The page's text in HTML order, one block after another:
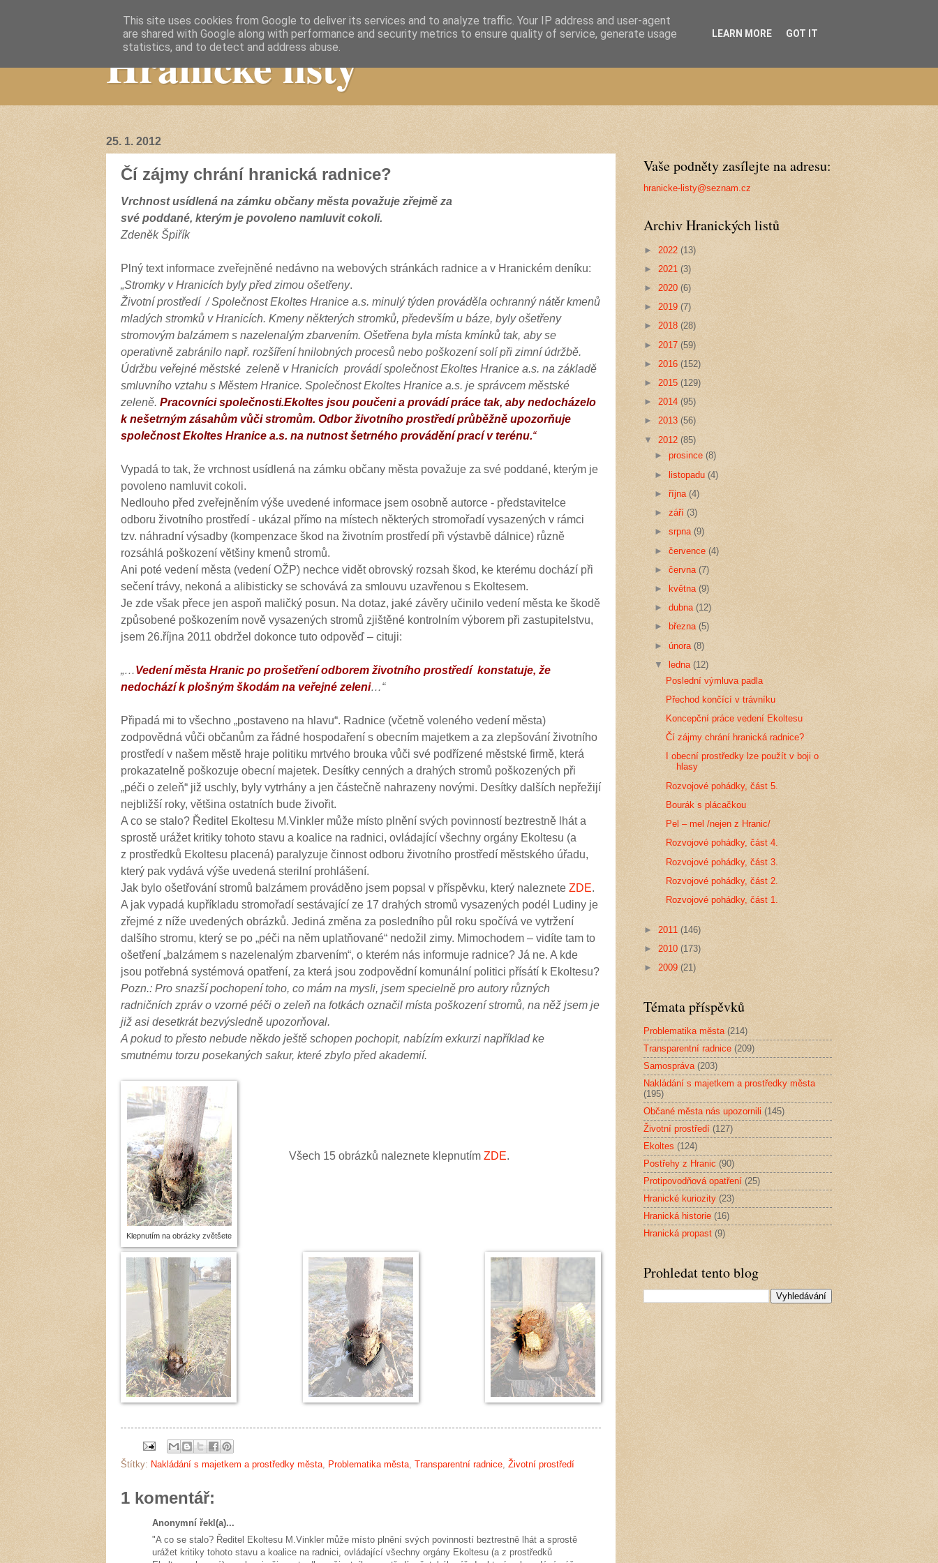
Hranické listy
25. 1. 2012
Čí zájmy chrání hranická radnice?
Vrchnost usídlená na zámku občany města považuje zřejmě za
své poddané, kterým je povoleno namluvit cokoli.
Zdeněk Špiřík
Plný text informace zveřejněné nedávno na webových stránkách radnice a v Hranickém deníku:
„Stromky v Hranicích byly před zimou ošetřeny.
Životní prostředí / Společnost Ekoltes Hranice a.s. minulý týden prováděla ochranný nátěr kmenů
mladých stromků v Hranicích. Kmeny některých stromků, především u báze, byly ošetřeny
stromovým balzámem s nazelenalým zbarvením. Ošetřena byla místa kmínků tak, aby se
operativně zabránilo např. rozšíření hnilobných procesů nebo poškození solí při zimní údržbě.
Údržbu veřejné městské zeleně v Hranicích provádí společnost Ekoltes Hranice a.s. na základě
smluvního vztahu s Městem Hranice. Společnost Ekoltes Hranice a.s. je správcem městské
zeleně. Pracovníci společnosti.Ekoltes jsou poučeni a provádí práce tak, aby nedocházelo
k nešetrným zásahům vůči stromům. Odbor životního prostředí průběžně upozorňuje
společnost Ekoltes Hranice a.s. na nutnost šetrného provádění prací v terénu.“
Vypadá to tak, že vrchnost usídlená na zámku občany města považuje za své poddané, kterým je
povoleno namluvit cokoli.
Nedlouho před zveřejněním výše uvedené informace jsem osobně autorce - představitelce
odboru životního prostředí - ukázal přímo na místech některých stromořadí vysazených v rámci
tzv. náhradní výsadby (kompenzace škod na životním prostředí při výstavbě dálnice) různě
rozsáhlá poškození většiny kmenů stromů.
Ani poté vedení města (vedení OŽP) nechce vidět obrovský rozsah škod, ke kterému dochází při
sečení trávy, nekoná a alibisticky se schovává za smlouvu uzavřenou s Ekoltesem.
Je zde však přece jen aspoň maličký posun. Na dotaz, jaké závěry učinilo vedení města ke škodě
způsobené poškozením nově vysazených stromů zjištěné kontrolním výborem při zastupitelstvu,
jsem 26.října 2011 obdržel dokonce tuto odpověď – cituji:
„…Vedení města Hranic po prošetření odborem životního prostředí konstatuje, že
nedochází k plošným škodám na veřejné zeleni…“
Připadá mi to všechno „postaveno na hlavu“. Radnice (včetně voleného vedení města)
zodpovědná vůči občanům za řádné hospodaření s obecním majetkem a za zlepšování životního
prostředí v našem městě hraje politiku mrtvého brouka vůči své podřízené městské firmě, která
prokazatelně poškozuje obecní majetek. Desítky cenných a drahých stromů poškozených při
„péči o zeleň“ již uschly, byly vytrhány a jen částečně nahrazeny novými. Desítky dalších nepřežijí
nejbližší roky, většina ostatních bude živořit.
A co se stalo? Ředitel Ekoltesu M.Vinkler může místo plnění svých povinností beztrestně lhát a
sprostě urážet kritiky tohoto stavu a koalice na radnici, ovládající všechny orgány Ekoltesu (a
z prostředků Ekoltesu placená) paralyzuje činnost odboru životního prostředí městského úřadu,
který pak vydává výše uvedená sterilní prohlášení.
Jak bylo ošetřování stromů balzámem prováděno jsem popsal v příspěvku, který naleznete ZDE.
A jak vypadá kupříkladu stromořadí sestávající ze 17 drahých stromů vysazených podél Ludiny je
zřejmé z níže uvedených obrázků. Jediná změna za posledního půl roku spočívá ve vytržení
dalšího stromu, který se po „péči na něm uplatňované“ nedožil zimy. Mimochodem – vidíte tam to
ošetření „balzámem s nazelenalým zbarvením“, o kterém nás informuje radnice? Já ne. A kde
jsou potřebná systémová opatření, za která jsou zodpovědní komunální politici přísátí k Ekoltesu?
Pozn.: Pro snazší pochopení toho, co mám na mysli, jsem specielně pro autory různých
radničních zpráv o vzorné péči o zeleň na fotkách označil místa poškození stromů, na něž jsem je
již asi desetkrát bezvýsledně upozorňoval.
A pokud to přesto nebude někdo ještě schopen pochopit, nabízím exkurzi například ke
smutnému torzu posekaných sakur, které zbylo před akademií.
Klepnutím na obrázky zvětšete
Všech 15 obrázků naleznete klepnutím ZDE.
Štítky: Nakládání s majetkem a prostředky města, Problematika města, Transparentní radnice, Životní prostředí
1 komentář:
Anonymní řekl(a)...
"A co se stalo? Ředitel Ekoltesu M.Vinkler může místo plnění svých povinností beztrestně lhát a sprostě
urážet kritiky tohoto stavu a koalice na radnici, ovládající všechny orgány Ekoltesu (a z prostředků
Vaše podněty zasílejte na adresu:
hranicke-listy@seznam.cz
Archiv Hranických listů
► 2022 (13)
► 2021 (3)
► 2020 (6)
► 2019 (7)
► 2018 (28)
► 2017 (59)
► 2016 (152)
► 2015 (129)
► 2014 (95)
► 2013 (56)
▼ 2012 (85)
►prosince(8)
► listopadu(4)
►října (4)
►září (3)
►srpna (9)
►července(4)
►června(7)
►
května(9)
►dubna(12)
►
března (5)
►února(8)
▼
ledna(12)
Poslední výmluva padla
Přechod končící v trávníku
Koncepční práce vedení Ekoltesu
Čí zájmy chrání hranická radnice?
I obecní prostředky lze použít v boji o
hlasy
Rozvojové pohádky, část 5.
Bourák s plácačkou
Pel – mel /nejen z Hranic/
Rozvojové pohádky, část 4.
Rozvojové pohádky, část 3.
Rozvojové pohádky, část 2.
Rozvojové pohádky, část 1.
► 2011 (146)
► 2010 (173)
► 2009 (21)
Témata příspěvků
Problematika města (214)
Transparentní radnice (209)
Samospráva (203)
Nakládání s majetkem a prostředky města
(195)
Občané města nás upozornili (145)
Životní prostředí (127)
Ekoltes (124)
Postřehy z Hranic (90)
Protipovodňová opatření (25)
Hranické kuriozity (23)
Hranická historie (16)
Hranická propast (9)
Prohledat tento blog
This site uses cookies from Google to deliver its services and to analyze traffic. Your IP address and user-agent
are shared with Google along with performance and security metrics to ensure quality of service, generate usage
statistics, and to detect and address abuse.
LEARN MORE GOT IT